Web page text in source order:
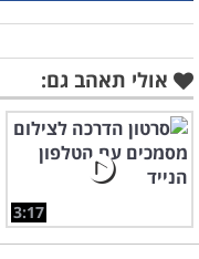
אולי תאהב גם:
3:17